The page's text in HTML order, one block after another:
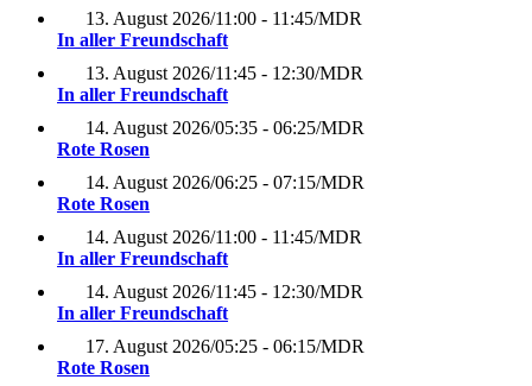
13. August 2026/11:00 - 11:45/MDR
In aller Freundschaft
13. August 2026/11:45 - 12:30/MDR
In aller Freundschaft
14. August 2026/05:35 - 06:25/MDR
Rote Rosen
14. August 2026/06:25 - 07:15/MDR
Rote Rosen
14. August 2026/11:00 - 11:45/MDR
In aller Freundschaft
14. August 2026/11:45 - 12:30/MDR
In aller Freundschaft
17. August 2026/05:25 - 06:15/MDR
Rote Rosen